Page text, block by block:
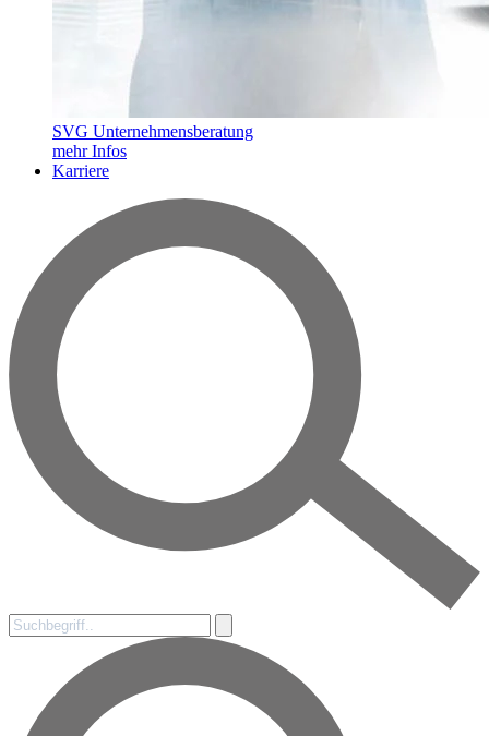
SVG Unternehmensberatung
mehr Infos
Karriere